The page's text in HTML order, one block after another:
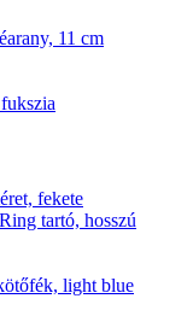
11 cm
fekete
tartó, hosszú
light blue